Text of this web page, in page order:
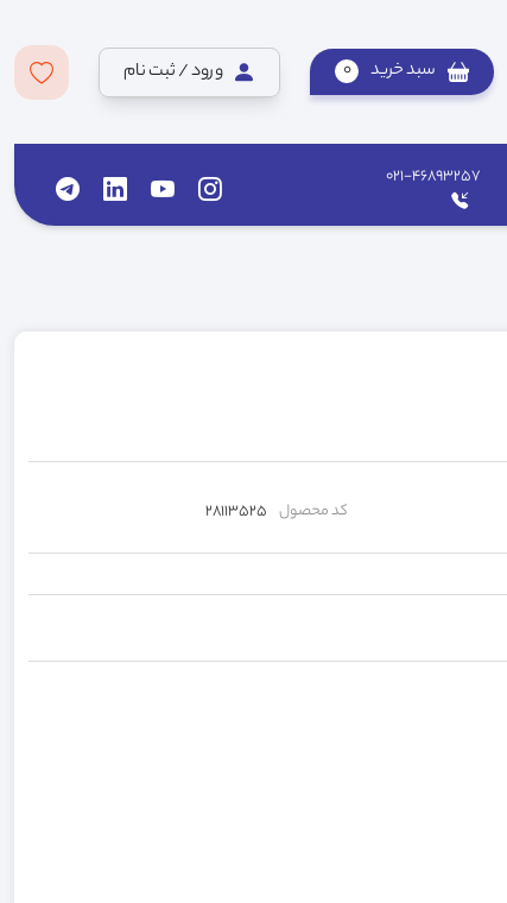
سبد خرید 0 ورود / ثبت نام
021-46893257
کد محصول 28113525